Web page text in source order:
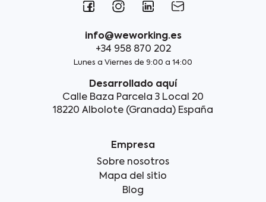
info@weworking.es
+34 958 870 202
Lunes a Viernes de 9:00 a 14:00
Desarrollado aquí
Calle Baza Parcela 3 Local 20
18220 Albolote (Granada) España
Empresa
Sobre nosotros
Mapa del sitio
Blog